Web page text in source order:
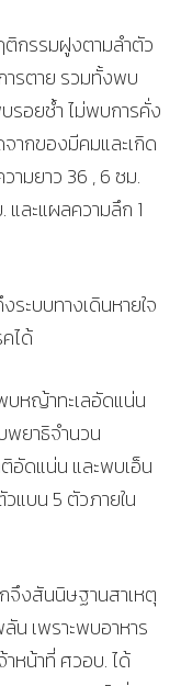
กรรมฝูงตามลำตัว
รตาย รวมทั้งพบ
อยช้ำ ไม่พบการคั่ง
ากของมีคมและเกิด
ามยาว 36 , 6 ซม.
และแผลความลึก 1
ระบบทางเดินหายใจ
ได้
พบหญ้าทะเลอัดแน่น
พยาธิจำนวน
อัดแน่น และพบเอ็น
แบน 5 ตัวภายใน
จึงสันนิษฐานสาเหตุ
น เพราะพบอาหาร
าหน้าที่ ศวอบ. ได้